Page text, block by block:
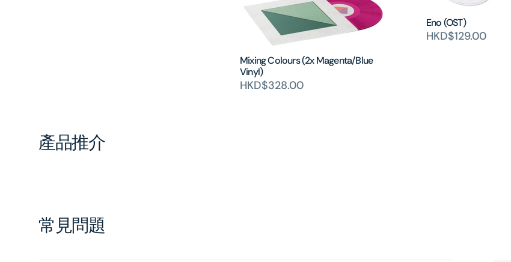
Mixing Colours (2x Magenta/Blue
Vinyl)
HKD$328.00
Eno (OST)
HKD$129.00
產品推介
常見問題